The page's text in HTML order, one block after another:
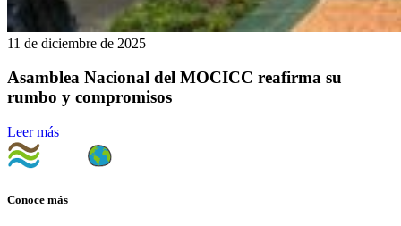
11 de diciembre de 2025
Asamblea Nacional del MOCICC reafirma su
rumbo y compromisos
Leer más
Conoce más